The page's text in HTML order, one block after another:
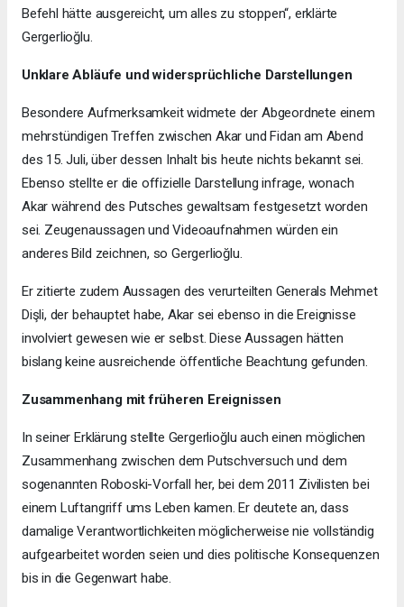
Befehl hätte ausgereicht, um alles zu stoppen“, erklärte
Gergerlioğlu.
Unklare Abläufe und widersprüchliche Darstellungen
Besondere Aufmerksamkeit widmete der Abgeordnete einem
mehrstündigen Treffen zwischen Akar und Fidan am Abend
des 15. Juli, über dessen Inhalt bis heute nichts bekannt sei.
Ebenso stellte er die offizielle Darstellung infrage, wonach
Akar während des Putsches gewaltsam festgesetzt worden
sei. Zeugenaussagen und Videoaufnahmen würden ein
anderes Bild zeichnen, so Gergerlioğlu.
Er zitierte zudem Aussagen des verurteilten Generals Mehmet
Dişli, der behauptet habe, Akar sei ebenso in die Ereignisse
involviert gewesen wie er selbst. Diese Aussagen hätten
bislang keine ausreichende öffentliche Beachtung gefunden.
Zusammenhang mit früheren Ereignissen
In seiner Erklärung stellte Gergerlioğlu auch einen möglichen
Zusammenhang zwischen dem Putschversuch und dem
sogenannten Roboski-Vorfall her, bei dem 2011 Zivilisten bei
einem Luftangriff ums Leben kamen. Er deutete an, dass
damalige Verantwortlichkeiten möglicherweise nie vollständig
aufgearbeitet worden seien und dies politische Konsequenzen
bis in die Gegenwart habe.